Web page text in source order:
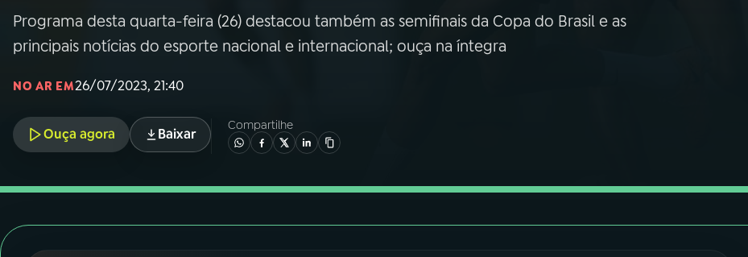
06VIDEOCASTS
07ÚLTIMAS
08FESTIVAL DE MÚSICA
Programa desta quarta-feira (26) destacou também as semifinais da Copa do Brasil e as
principais notícias do esporte nacional e internacional; ouça na íntegra
NO AR EM26/07/2023, 21:40
Ouça agora Baixar
Compartilhe